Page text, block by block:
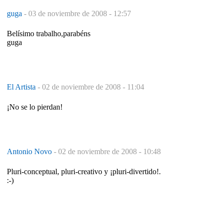
guga - 03 de noviembre de 2008 - 12:57
Belísimo trabalho,parabéns
guga
El Artista - 02 de noviembre de 2008 - 11:04
¡No se lo pierdan!
Antonio Novo - 02 de noviembre de 2008 - 10:48
Pluri-conceptual, pluri-creativo y ¡pluri-divertido!.
:-)